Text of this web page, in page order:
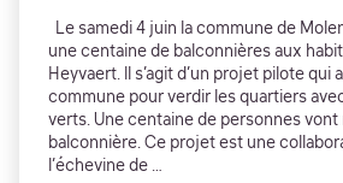
Le samedi 4 juin la commune de
une centaine de balconnières aux
Heyvaert. Il s’agit d’un projet pilote qui
commune pour verdir les quartiers
verts. Une centaine de personnes
balconnière. Ce projet est une
l’échevine de …